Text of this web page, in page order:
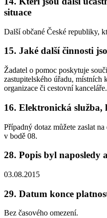
situace
Další občané České republiky,
15. Jaké další činnosti
Žadatel o pomoc poskytuje
zastupitelského úřadu,
organizace či cestovní kanceláře.
16. Elektronická služba,
Případný dotaz můžete zaslat
v bodě 08.
28. Popis byl naposledy
03.08.2015
29. Datum konce
Bez časového omezení.